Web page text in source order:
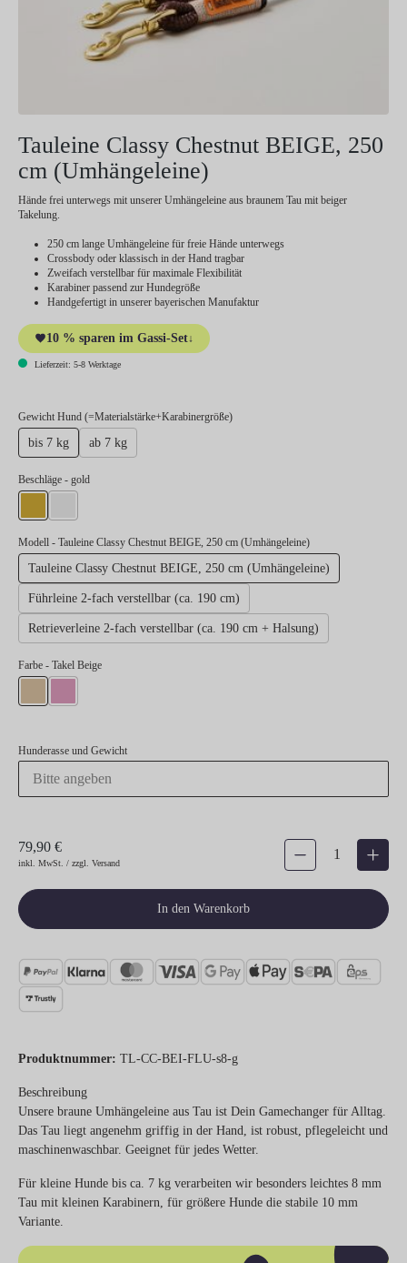
Tauleine Classy Chestnut BEIGE, 250
cm (Umhängeleine)
Hände frei unterwegs mit unserer Umhängeleine aus braunem Tau mit beiger
Takelung.
250 cm lange Umhängeleine für freie Hände unterwegs
Crossbody oder klassisch in der Hand tragbar
Zweifach verstellbar für maximale Flexibilität
Karabiner passend zur Hundegröße
Handgefertigt in unserer bayerischen Manufaktur
10 % sparen im Gassi-Set↓
Lieferzeit: 5-8 Werktage
Gewicht Hund (=Materialstärke+Karabinergröße)auswählen
bis 7 kg ab 7 kg
Beschlägeauswählen
- gold
Modell - Tauleine Classy Chestnut BEIGE, 250 cm (Umhängeleine)
Tauleine Classy Chestnut BEIGE, 250 cm (Umhängeleine)
Führleine 2-fach verstellbar (ca. 190 cm)
Retrieverleine 2-fach verstellbar (ca. 190 cm + Halsung)
Farbe - Takel Beige
Hunderasse und Gewicht
79,90 €
inkl. MwSt. / zzgl. Versand
Produkt Anzahl: Gib den
In den Warenkorb
Produktnummer: TL-CC-BEI-FLU-s8-g
Beschreibung
Unsere braune Umhängeleine aus Tau ist Dein Gamechanger für Alltag.
Das Tau liegt angenehm griffig in der Hand, ist robust, pflegeleicht und
maschinenwaschbar. Geeignet für jedes Wetter.
Für kleine Hunde bis ca. 7 kg verarbeiten wir besonders leichtes 8 mm
Tau mit kleinen Karabinern, für größere Hunde die stabile 10 mm
Variante.